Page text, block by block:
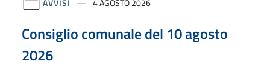
Consiglio comunale del 10 agosto
2026